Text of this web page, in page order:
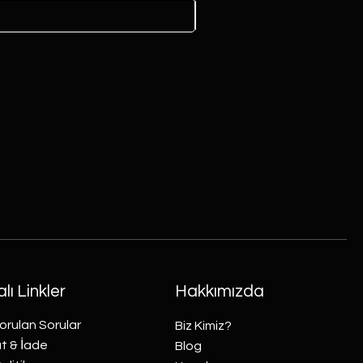
Linkler
Sorular
& İade
Hakkımızda
Biz Kimiz?
Blog